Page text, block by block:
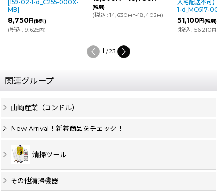
[159-02-1-d_C255-000X-
MB]
8,750円(税別)
(税込: 9,625円)
(税別)
(税込: 14,630円～18,403円)
人宅配送不可
1-d_MO517-
51,100円(税別)
(税込: 56,210円
1 / 23
関連グループ
山崎産業（コンドル）
New Arrival！新着商品をチェック！
清掃ツール
その他清掃機器